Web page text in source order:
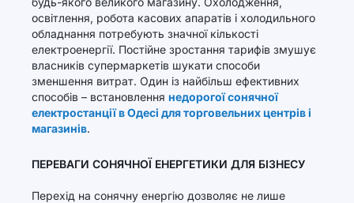
освітлення, робота касових апаратів і холодильного
обладнання потребують значної кількості
електроенергії. Постійне зростання тарифів змушує
власників супермаркетів шукати способи
зменшення витрат. Один із найбільш ефективних
способів – встановлення недорогої сонячної
електростанції в Одесі для торговельних центрів і
магазинів.
ПЕРЕВАГИ СОНЯЧНОЇ ЕНЕРГЕТИКИ ДЛЯ БІЗНЕСУ
Перехід на сонячну енергію дозволяє не лише